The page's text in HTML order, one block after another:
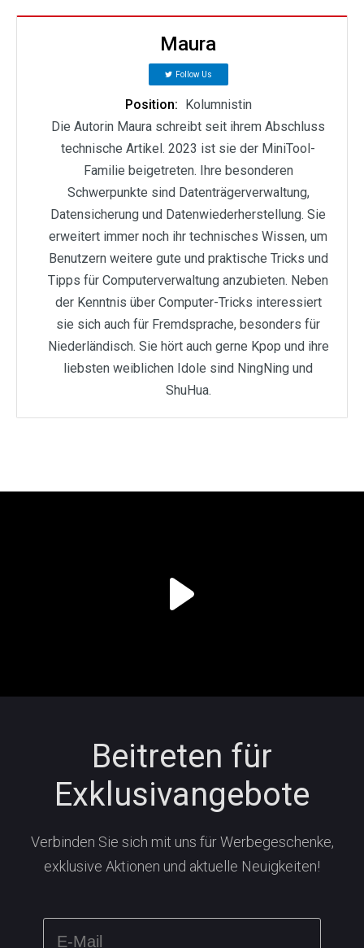
Maura
Follow Us
Position: Kolumnistin
Die Autorin Maura schreibt seit ihrem Abschluss
technische Artikel. 2023 ist sie der MiniTool-
Familie beigetreten. Ihre besonderen
Schwerpunkte sind Datenträgerverwaltung,
Datensicherung und Datenwiederherstellung. Sie
erweitert immer noch ihr technisches Wissen, um
Benutzern weitere gute und praktische Tricks und
Tipps für Computerverwaltung anzubieten. Neben
der Kenntnis über Computer-Tricks interessiert
sie sich auch für Fremdsprache, besonders für
Niederländisch. Sie hört auch gerne Kpop und ihre
liebsten weiblichen Idole sind NingNing und
ShuHua.
Beitreten für
Exklusivangebote
Verbinden Sie sich mit uns für Werbegeschenke,
exklusive Aktionen und aktuelle Neuigkeiten!